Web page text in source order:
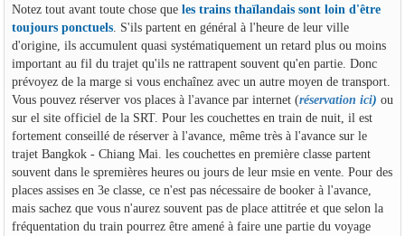
Notez tout avant toute chose que les trains thaïlandais sont loin d'être
toujours ponctuels. S'ils partent en général à l'heure de leur ville
d'origine, ils accumulent quasi systématiquement un retard plus ou moins
important au fil du trajet qu'ils ne rattrapent souvent qu'en partie. Donc
prévoyez de la marge si vous enchaînez avec un autre moyen de transport.
Vous pouvez réserver vos places à l'avance par internet (réservation ici) ou
sur el site officiel de la SRT. Pour les couchettes en train de nuit, il est
fortement conseillé de réserver à l'avance, même très à l'avance sur le
trajet Bangkok - Chiang Mai. les couchettes en première classe partent
souvent dans le spremières heures ou jours de leur msie en vente. Pour des
places assises en 3e classe, ce n'est pas nécessaire de booker à l'avance,
mais sachez que vous n'aurez souvent pas de place attitrée et que selon la
fréquentation du train pourrez être amené à faire une partie du voyage